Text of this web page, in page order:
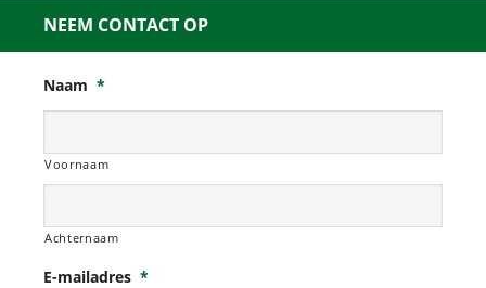
NEEM CONTACT OP
Naam *
Voornaam
Achternaam
E-mailadres *